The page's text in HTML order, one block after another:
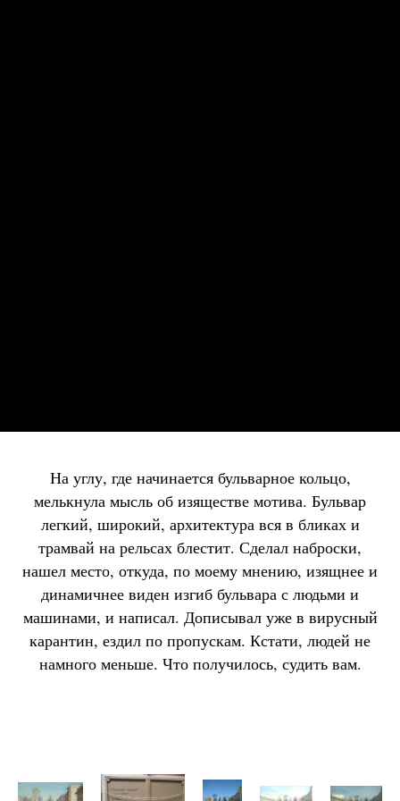
На углу, где начинается бульварное кольцо,
мелькнула мысль об изяществе мотива. Бульвар
легкий, широкий, архитектура вся в бликах и
трамвай на рельсах блестит. Сделал наброски,
нашел место, откуда, по моему мнению, изящнее и
динамичнее виден изгиб бульвара с людьми и
машинами, и написал. Дописывал уже в вирусный
карантин, ездил по пропускам. Кстати, людей не
намного меньше. Что получилось, судить вам.